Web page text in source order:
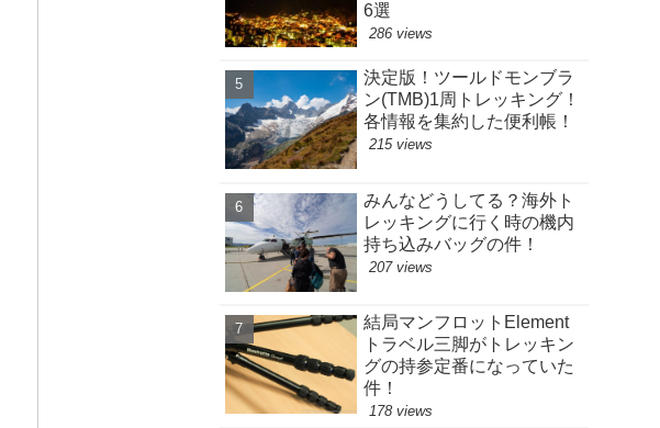
6選
286 views
決定版！ツールドモンブラ
ン(TMB)1周トレッキング！
各情報を集約した便利帳！
215 views
みんなどうしてる？海外ト
レッキングに行く時の機内
持ち込みバッグの件！
207 views
結局マンフロットElement
トラベル三脚がトレッキン
グの持参定番になっていた
件！
178 views